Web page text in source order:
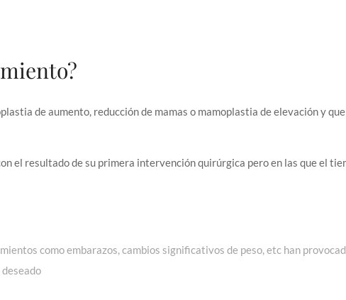
de aumento, reducción de mamas o mamoplastia de elevación y
el resultado de su primera intervención quirúrgica pero en las que el
como embarazos, cambios significativos de peso, etc han